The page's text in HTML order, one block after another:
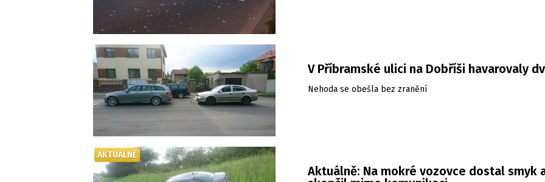
V Příbramské ulici na Dobříši havarovaly
Nehoda se obešla bez zranění
Aktuálně: Na mokré vozovce dostal smyk
AKTUÁLNĚ